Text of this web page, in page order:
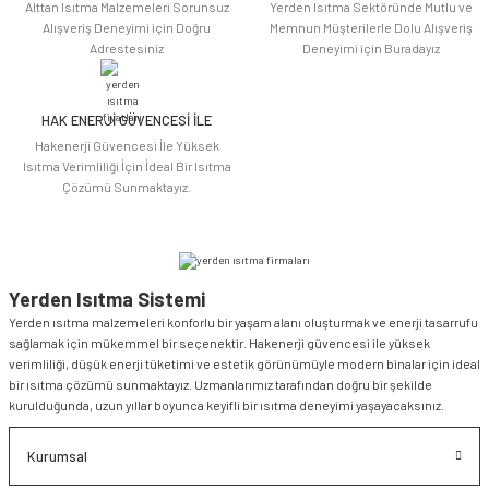
Alttan Isıtma Malzemeleri Sorunsuz
Alışveriş Deneyimi için Doğru
Adrestesiniz
Yerden Isıtma Sektöründe Mutlu ve
Memnun Müşterilerle Dolu Alışveriş
Deneyimi için Buradayız
HAK ENERJİ GÜVENCESİ İLE
Hakenerji Güvencesi İle Yüksek
Isıtma Verimliliği İçin İdeal Bir Isıtma
Çözümü Sunmaktayız.
Yerden Isıtma Sistemi
Yerden ısıtma malzemeleri konforlu bir yaşam alanı oluşturmak ve enerji tasarrufu
sağlamak için mükemmel bir seçenektir. Hakenerji güvencesi ile yüksek
verimliliği, düşük enerji tüketimi ve estetik görünümüyle modern binalar için ideal
bir ısıtma çözümü sunmaktayız. Uzmanlarımız tarafından doğru bir şekilde
kurulduğunda, uzun yıllar boyunca keyifli bir ısıtma deneyimi yaşayacaksınız.
Kurumsal